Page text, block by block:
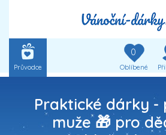
Průvodce
0
Oblíbené
Praktické dárky -
muže 🎁 pro